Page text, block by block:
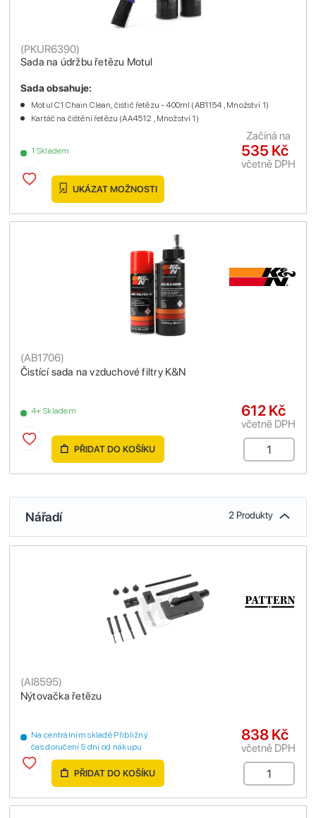
Sada na údržbu řetězu Motul
(PKUR6390)
1 Skladem
Sada obsahuje:
Motul C1 Chain Clean, čistič řetězu - 400ml (AB1154 , Množství 1)
Kartáč na čištění řetězu (AA4512 , Množství 1)
535 Kč
včetně DPH
Začíná na
UKÁZAT MOŽNOSTI
Čistící sada na vzduchové filtry K&N
(AB1706)
4+ Skladem 612 Kč
včetně DPH
PŘIDAT DO KOŠÍKU
Nářadí 2 Produkty
Nýtovačka řetězu
(AI8595)
Na centrálním skladě Přibližný
čas doručení 9 dní od nákupu
838 Kč
včetně DPH
PŘIDAT DO KOŠÍKU